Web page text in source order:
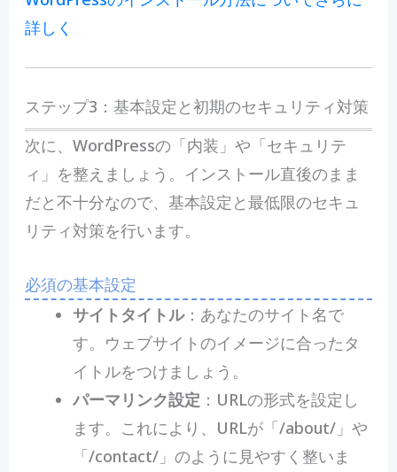
詳しく
ステップ3：基本設定と初期のセキュリティ対策
次に、WordPressの「内装」や「セキュリテ
ィ」を整えましょう。インストール直後のまま
だと不十分なので、基本設定と最低限のセキュ
リティ対策を行います。
必須の基本設定
サイトタイトル：あなたのサイト名で
す。ウェブサイトのイメージに合ったタ
イトルをつけましょう。
パーマリンク設定 ：URLの形式を設定し
ます。これにより、URLが「/about/」や
「/contact/」のように見やすく整いま